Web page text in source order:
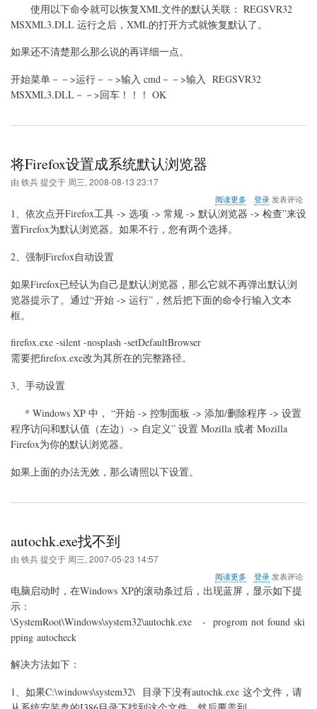
法
用
IE
的
使用以下命令就可以恢复XML文件的默认关联： REGSVR32
MSXML3.DLL 运行之后，XML的打开方式就恢复默认了。
如果还不清楚那么那么说的再详细一点。
开始菜单－－>运行－－>输入 cmd－－>输入 REGSVR32
MSXML3.DLL－－>回车！！！ OK
将Firefox设置成系统默认浏览器
由 铁兵提交于 周三, 2008-08-13 23:17
阅读更多
于
将
系
统
默
登录发表评论
1、依次点开Firefox工具 -> 选项 -> 常规 -> 默认浏览器 -> 检查”来设
置Firefox为默认浏览器。如果不行，您有两个选择。
2、强制Firefox自动设置
如果Firefox已经认为自己是默认浏览器，那么它就不再弹出默认浏
览器提示了。通过“开始 -> 运行”，然后把下面的命令行输入文本
框。
firefox.exe -silent -nosplash -setDefaultBrowser
需要把firefox.exe改为其所在的完整路径。
3、手动设置
* Windows XP 中， “开始 -> 控制面板 -> 添加/删除程序 -> 设置
程序访问和默认值（左边）-> 自定义” 设置 Mozilla 或者 Mozilla
Firefox为你的默认浏览器。
如果上面的办法无效，那么请照以下设置。
autochk.exe找不到
由 铁兵提交于 周三, 2007-05-23 14:57
阅读更多
autochk.exe
不
登录发表评论
电脑启动时，在Windows XP的滚动条过后，出现蓝屏，显示如下提
示：
\SystemRoot\Windows\system32\autochk.exe - progrom not found ski
pping autocheck
解决方法如下：
1、如果C:\windows\system32\ 目录下没有autochk.exe 这个文件，请